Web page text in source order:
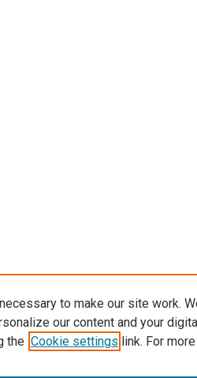
to make our site work.
our content and your
the Cookie settings link. For